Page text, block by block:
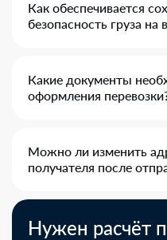
Как обеспечивается
безопасность груза
Какие документы
оформления
Можно ли изменить
получателя после
Нужен расчёт